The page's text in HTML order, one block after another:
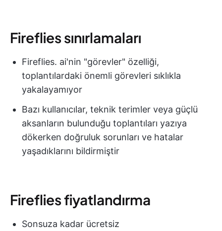
Fireflies sınırlamaları
Fireflies. ai'nin "görevler" özelliği,
toplantılardaki önemli görevleri sıklıkla
yakalayamıyor
Bazı kullanıcılar, teknik terimler veya güçlü
aksanların bulunduğu toplantıları yazıya
dökerken doğruluk sorunları ve hatalar
yaşadıklarını bildirmiştir
Fireflies fiyatlandırma
Sonsuza kadar ücretsiz